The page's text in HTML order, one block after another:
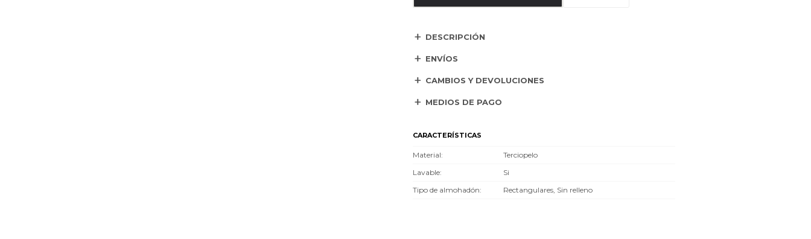
DESCRIPCIÓN
ENVÍOS
CAMBIOS Y DEVOLUCIONES
MEDIOS DE PAGO
CARACTERÍSTICAS
Material
Terciopelo
Lavable
Si
Tipo de almohadón
Rectangulares, Sin relleno